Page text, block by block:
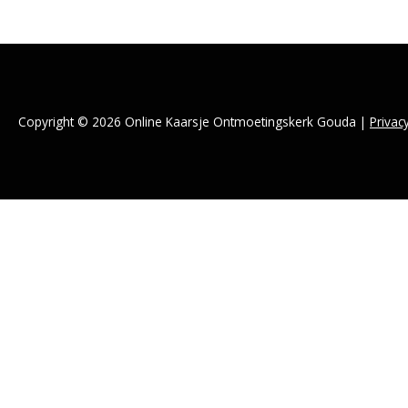
Copyright © 2026 Online Kaarsje Ontmoetingskerk Gouda |